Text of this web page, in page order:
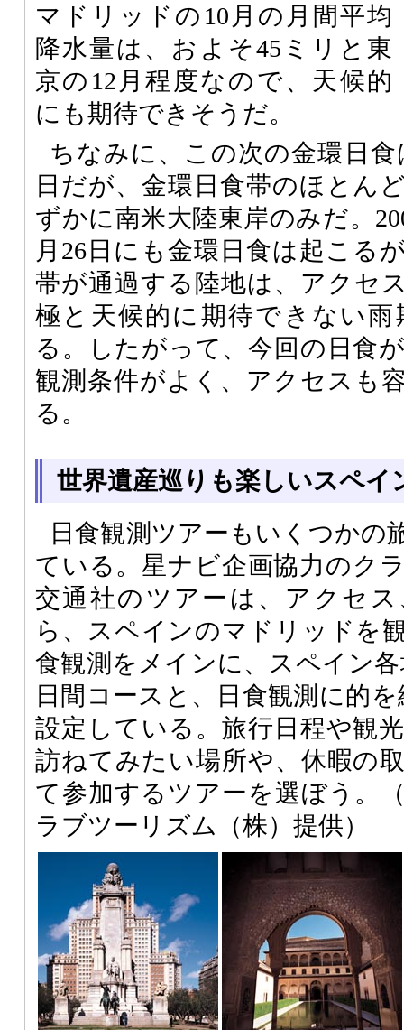
マドリッドの10月の月間平均
降水量は、およそ45ミリと東
京の12月程度なので、天候的
にも期待できそうだ。
ちなみに、この次の金環日食
日だが、金環日食帯のほとん
ずかに南米大陸東岸のみだ。
月26日にも金環日食は起こる
帯が通過する陸地は、アクセ
極と天候的に期待できない
る。したがって、今回の日食
観測条件がよく、アクセスも
る。
世界遺産巡りも楽しいスペイ
日食観測ツアーもいくつかの
ている。星ナビ企画協力のク
交通社のツアーは、アクセ
ら、スペインのマドリッドを
食観測をメインに、スペイン
日間コースと、日食観測に的
設定している。旅行日程や観
訪ねてみたい場所や、休暇の
て参加するツアーを選ぼう。
ラブツーリズム（株）提供）